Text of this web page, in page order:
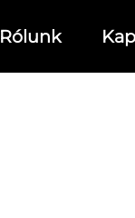
Rólunk